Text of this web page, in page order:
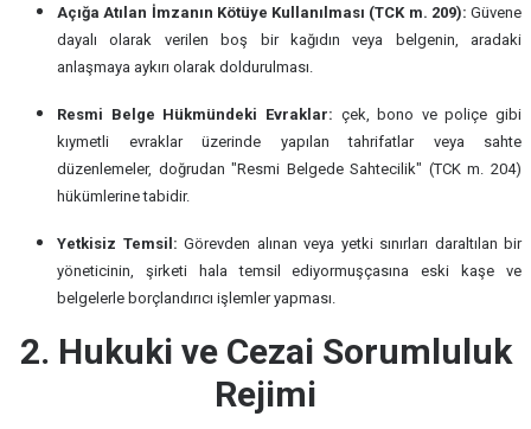
Açığa Atılan İmzanın Kötüye Kullanılması (TCK m. 209): Güvene
dayalı olarak verilen boş bir kağıdın veya belgenin, aradaki
anlaşmaya aykırı olarak doldurulması.
Resmi Belge Hükmündeki Evraklar: çek, bono ve poliçe gibi
kıymetli evraklar üzerinde yapılan tahrifatlar veya sahte
düzenlemeler, doğrudan "Resmi Belgede Sahtecilik" (TCK m. 204)
hükümlerine tabidir.
Yetkisiz Temsil: Görevden alınan veya yetki sınırları daraltılan bir
yöneticinin, şirketi hala temsil ediyormuşçasına eski kaşe ve
belgelerle borçlandırıcı işlemler yapması.
2. Hukuki ve Cezai Sorumluluk
Rejimi